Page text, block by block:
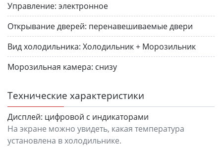
Управление: электронное
Открывание дверей: перенавешиваемые двери
Вид холодильника: Холодильник + Морозильник
Морозильная камера: снизу
Технические характеристики
Дисплей: цифровой с индикаторами
На экране можно увидеть, какая температура
установлена в холодильнике.